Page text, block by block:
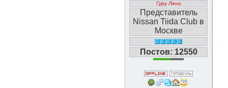
Гуру Лени
Представитель
Nissan Tiida Club в
Москве
Постов: 12550